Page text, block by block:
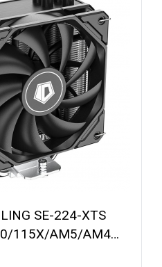
SE-224-XTS
115X/AM5/AM4
220W, PWM, 4